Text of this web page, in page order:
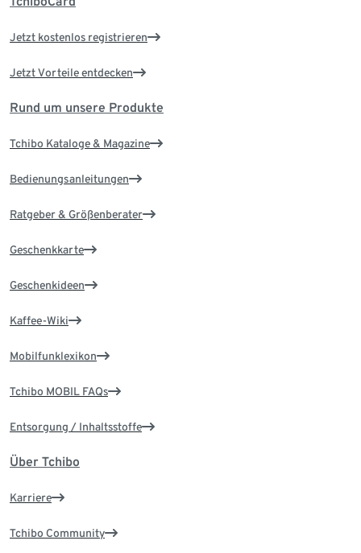
Jetzt kostenlos registrieren
Jetzt Vorteile entdecken
Rund um unsere Produkte
Tchibo Kataloge & Magazine
Bedienungsanleitungen
Ratgeber & Größenberater
Geschenkkarte
Geschenkideen
Kaffee-Wiki
Mobilfunklexikon
Tchibo MOBIL FAQs
Entsorgung / Inhaltsstoffe
Über Tchibo
Karriere
Tchibo Community